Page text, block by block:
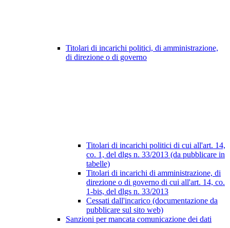
Titolari di incarichi politici, di amministrazione,
di direzione o di governo
Titolari di incarichi politici di cui all'art. 14,
co. 1, del dlgs n. 33/2013 (da pubblicare in
tabelle)
Titolari di incarichi di amministrazione, di
direzione o di governo di cui all'art. 14, co.
1-bis, del dlgs n. 33/2013
Cessati dall'incarico (documentazione da
pubblicare sul sito web)
Sanzioni per mancata comunicazione dei dati